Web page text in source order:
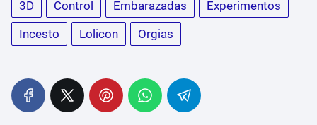
3D Control Embarazadas
Experimentos
Incesto
Lolicon Orgias